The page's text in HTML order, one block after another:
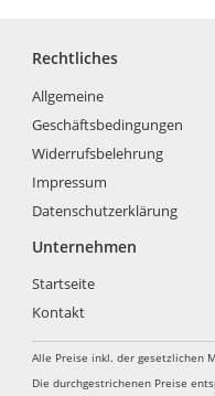
Rechtliches
Allgemeine
Geschäftsbedingungen
Widerrufsbelehrung
Impressum
Datenschutzerklärung
Unternehmen
Startseite
Kontakt
Alle Preise inkl. der gesetzlichen
Die durchgestrichenen Preise